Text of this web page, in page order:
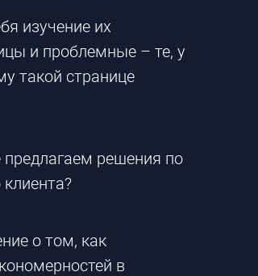
изучение их
и проблемные – те, у
такой странице
предлагаем решения по
о том, как
в